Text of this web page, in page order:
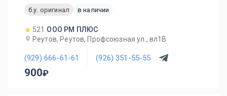
б.у. оригинал
в наличии
521 ООО РМ ПЛЮС
Реутов, Реутов, Профсоюзная ул., вл1В
(929) 666-61-61 (926) 351-55-55
900